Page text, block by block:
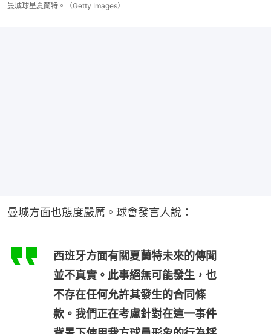
曼城球星夏蘭特。（Getty Images）
曼城方面也態度嚴厲。球會發言人說：
西班牙方面有關夏蘭特未來的傳聞
並不真實。此事絕無可能發生，也
不存在任何允許其發生的合同條
款。我們正在考慮針對在這一事件